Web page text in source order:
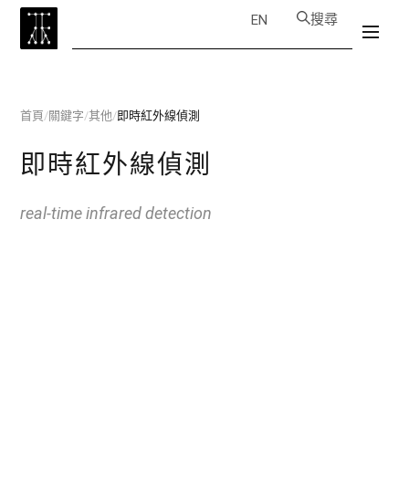
EN 搜尋
首頁/關鍵字/其他/即時紅外線偵測
即時紅外線偵測
real-time infrared detection